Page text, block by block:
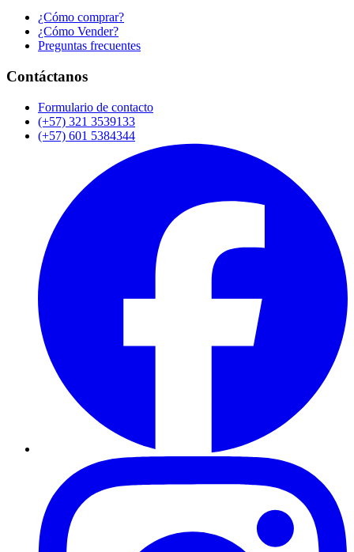
¿Cómo comprar?
¿Cómo Vender?
Preguntas frecuentes
Contáctanos
Formulario de contacto
(+57) 321 3539133
(+57) 601 5384344